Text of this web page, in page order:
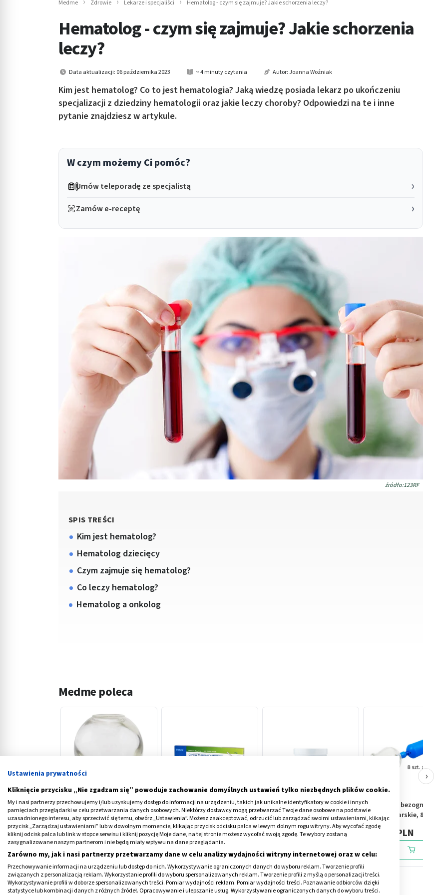
Medme Zdrowie Lekarze i specjaliści Hematolog - czym się zajmuje? Jakie schorzenia leczy?
Hematolog - czym się zajmuje? Jakie schorzenia
leczy?
Data aktualizacji: 06 października 2023 ~ 4 minuty czytania Autor:Joanna Woźniak
Kim jest hematolog? Co to jest hematologia? Jaką wiedzę posiada lekarz po ukończeniu
specjalizacji z dziedziny hematologii oraz jakie leczy choroby? Odpowiedzi na te i inne
pytanie znajdziesz w artykule.
W czym możemy Ci pomóc?
Umów teleporadę ze specjalistą
Zamów e-receptę
źródło:123RF
SPIS TREŚCI
Kim jest hematolog?
Hematolog dziecięcy
Czym zajmuje się hematolog?
Co leczy hematolog?
Hematolog a onkolog
Medme poleca
Bańki lekarskie, szklane,
20 szt.
43,19 PLN
Romed, termometr
lekarski, bezrtęciowy, 1
szt.
13,09 PLN
Krauterhof, żel z
żywokostem lekarskim,
250 ml
15,59 PLN
Med Plus, bezogniowe
bańki lekarskie, 8 szt. +
pompka
95,00 PLN
‹ ›
Ustawienia prywatności
Kliknięcie przycisku „Nie zgadzam się” powoduje zachowanie domyślnych ustawień tylko niezbędnych plików cookie.
My i nasi partnerzy przechowujemy i/lub uzyskujemy dostęp do informacji na urządzeniu, takich jak unikalne identyfikatory w cookie i innych
pamięciach przeglądarki w celu przetwarzania danych osobowych. Niektórzy dostawcy mogą przetwarzać Twoje dane osobowe na podstawie
uzasadnionego interesu, aby sprzeciwić się temu, otwórz „Ustawienia”. Możesz zaakceptować, odrzucić lub zarządzać swoimi ustawieniami, klikając
przycisk „Zarządzaj ustawieniami” lub w dowolnym momencie, klikając przycisk odcisku palca w lewym dolnym rogu witryny. Aby wycofać zgodę
kliknij odcisk palca lub link w stopce serwisu i kliknij pozycję Moje dane, na tej stronie możesz wycofać swoją zgodę. Te wybory zostaną
zasygnalizowane naszym partnerom i nie będą miały wpływu na dane przeglądania.
Zarówno my, jak i nasi partnerzy przetwarzamy dane w celu analizy wydajności witryny internetowej oraz w celu:
Przechowywanie informacji na urządzeniu lub dostęp do nich. Wykorzystywanie ograniczonych danych do wyboru reklam. Tworzenie profili
związanych z personalizacją reklam. Wykorzystanie profili do wyboru spersonalizowanych reklam. Tworzenie profili z myślą o personalizacji treści.
Wykorzystywanie profili w doborze spersonalizowanych treści. Pomiar wydajności reklam. Pomiar wydajności treści. Poznawanie odbiorców dzięki
statystyce lub kombinacji danych z różnych źródeł. Opracowywanie i ulepszanie usług. Wykorzystywanie ograniczonych danych do wyboru treści.